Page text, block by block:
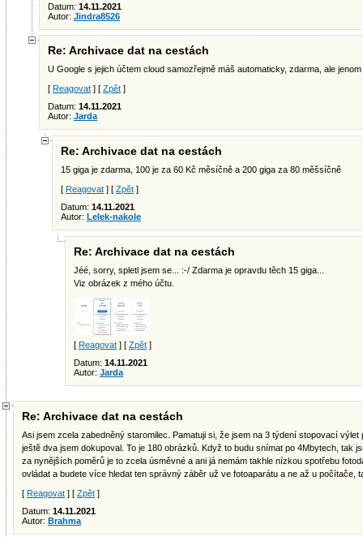
Datum: 14.11.2021
Autor: Jindra8526
Re: Archivace dat na cestách
U Google s jejich účtem cloud samozřejmě máš automaticky, zdarma, ale
[ Reagovat ] [ Zpět ]
Datum: 14.11.2021
Autor: Jarda
Re: Archivace dat na cestách
15 giga je zdarma, 100 je za 60 Kč měsíčně a 200 giga za 80 měšsíčně
[ Reagovat ] [ Zpět ]
Datum: 14.11.2021
Autor: Lelek-nakole
Re: Archivace dat na cestách
Jéé, sorry, spletl jsem se... :-/ Zdarma je opravdu těch 15 giga...
Viz obrázek z mého účtu.
[ Reagovat ] [ Zpět ]
Datum: 14.11.2021
Autor: Jarda
Re: Archivace dat na cestách
Asi jsem zcela zabedněný staromilec. Pamatuji si, že jsem na 3 týdení stopovací
ještě dva jsem dokupoval. To je 180 obrázků. Když to budu snímat po 4Mbytech, tak
za nynějších poměrů je to zcela úsměvné a ani já nemám takhle nízkou spotřebu
ovládat a budete více hledat ten správný záběr už ve fotoaparátu a ne až u počítače,
[ Reagovat ] [ Zpět ]
Datum: 14.11.2021
Autor: Brahma